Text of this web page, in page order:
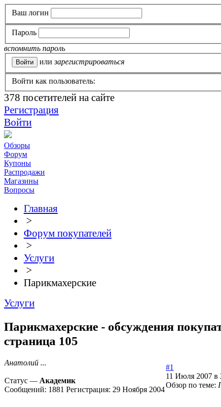
Ваш логин
Пароль
вспомнить пароль
или зарегистрироваться
Войти как пользователь:
378 посетителей на сайте
Регистрация
Войти
Обзоры
Форум
Купоны
Распродажи
Магазины
Вопросы
Главная
>
Форум покупателей
>
Услуги
>
Парикмахерские
Услуги
Парикмахерские - обсуждения
страница 105
Анатолий ...
Статус — Академик
Сообщений: 1881 Регистрация: 29 Ноября 2004
#1
11 Июля 2007 в
Обзор по теме: